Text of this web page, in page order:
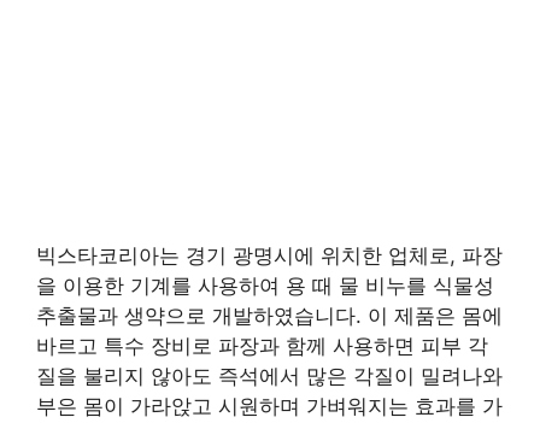
빅스타코리아는 경기 광명시에 위치한 업체로, 파장
을 이용한 기계를 사용하여 용 때 물 비누를 식물성
추출물과 생약으로 개발하였습니다. 이 제품은 몸에
바르고 특수 장비로 파장과 함께 사용하면 피부 각
질을 불리지 않아도 즉석에서 많은 각질이 밀려나와
부은 몸이 가라앉고 시원하며 가벼워지는 효과를 가